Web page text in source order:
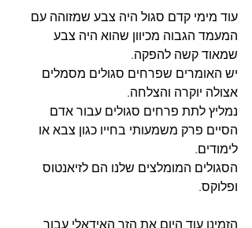
עוד מימי קדם סגול היה צבע שמזוהה עם
המעמד הגבוה מכיוון שהוא היה צבע
שמאוד קשה להפקה.
יש האומרים שפרחים סגולים מסמלים
אצולה יוקרה והצלחה.
נמליץ לתת פרחים סגולים עבור אדם
הסיים פרק משמעותי בחייו כגון צבא או
לימודים.
הסגולים המומלצים שלנו הם לזיאנטוס
ופלוקס.
הזמינו עוד היום את הזר האידאלי עבור